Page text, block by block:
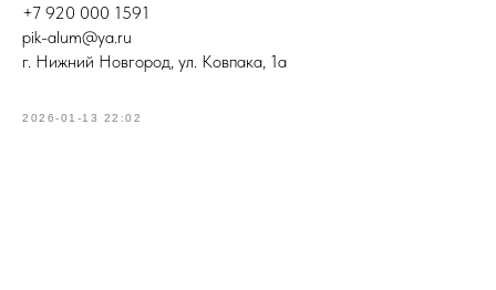
+7 920 000 1591
pik-alum@ya.ru
г. Нижний Новгород, ул. Ковпака, 1а
2026-01-13 22:02